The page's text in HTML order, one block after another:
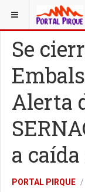
ESTÁ AQUÍ:
Se
Alerta
a
PORTAL PIRQUE